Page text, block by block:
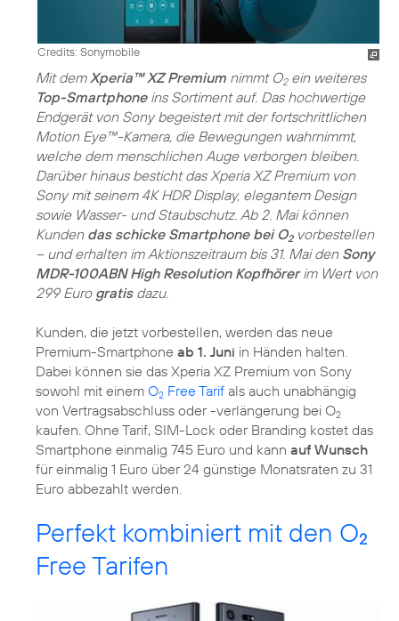
Credits: Sonymobile
Mit dem Xperia™ XZ Premium nimmt O2ein weiteres
Top-Smartphoneins Sortiment auf. Das hochwertige
Endgerät von Sony begeistert mit der fortschrittlichen
Motion Eye™-Kamera, die Bewegungen wahrnimmt,
welche dem menschlichen Auge verborgen bleiben.
Darüber hinaus besticht das Xperia XZ Premium von
Sony mit seinem 4K HDR Display, elegantem Design
sowie Wasser- und Staubschutz. Ab 2. Mai können
Kunden das schicke Smartphone bei O2vorbestellen
– und erhalten im Aktionszeitraum bis 31. Mai den Sony
MDR-100ABN High Resolution Kopfhörerim Wert von
299 Euro gratisdazu.
Kunden, die jetzt vorbestellen, werden das neue
Premium-Smartphone ab 1. Juni in Händen halten.
Dabei können sie das Xperia XZ Premium von Sony
sowohl mit einem O2 Free Tarif als auch unabhängig
von Vertragsabschluss oder -verlängerung bei O2
kaufen. Ohne Tarif, SIM-Lock oder Branding kostet das
Smartphone einmalig 745 Euro und kann auf Wunsch
für einmalig 1 Euro über 24 günstige Monatsraten zu 31
Euro abbezahlt werden.
Perfekt kombiniert mit den O2
Free Tarifen